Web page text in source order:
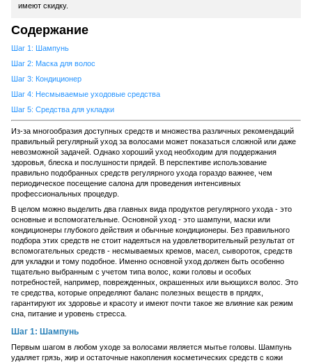
имеют скидку.
Содержание
Шаг 1: Шампунь
Шаг 2: Маска для волос
Шаг 3: Кондиционер
Шаг 4: Несмываемые уходовые средства
Шаг 5: Средства для укладки
Из-за многообразия доступных средств и множества различных рекомендаций
правильный регулярный уход за волосами может показаться сложной или даже
невозможной задачей. Однако хороший уход необходим для поддержания
здоровья, блеска и послушности прядей. В перспективе использование
правильно подобранных средств регулярного ухода гораздо важнее, чем
периодическое посещение салона для проведения интенсивных
профессиональных процедур.
В целом можно выделить два главных вида продуктов регулярного ухода - это
основные и вспомогательные. Основной уход - это шампуни, маски или
кондиционеры глубокого действия и обычные кондиционеры. Без правильного
подбора этих средств не стоит надеяться на удовлетворительный результат от
вспомогательных средств - несмываемых кремов, масел, сывороток, средств
для укладки и тому подобное. Именно основной уход должен быть особенно
тщательно выбранным с учетом типа волос, кожи головы и особых
потребностей, например, поврежденных, окрашенных или вьющихся волос. Это
те средства, которые определяют баланс полезных веществ в прядях,
гарантируют их здоровье и красоту и имеют почти такое же влияние как режим
сна, питание и уровень стресса.
Шаг 1: Шампунь
Первым шагом в любом уходе за волосами является мытье головы. Шампунь
удаляет грязь, жир и остаточные накопления косметических средств с кожи